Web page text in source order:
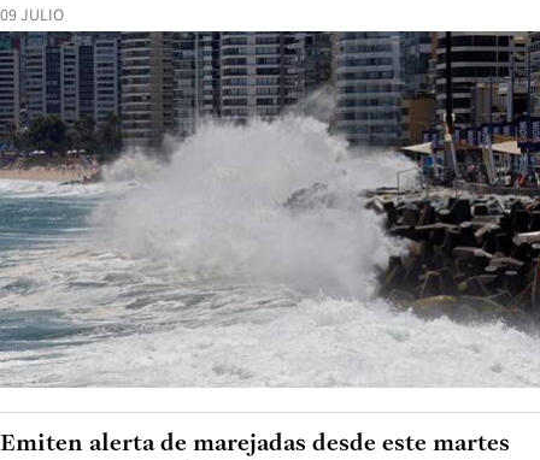
09 JULIO
Emiten alerta de marejadas desde este martes